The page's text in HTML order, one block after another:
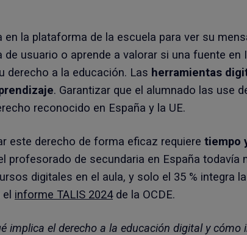
en la plataforma de la escuela para ver su
usuario o aprende a valorar si una fuente en
derecho a la educación. Las herramientas
. Garantizar que el alumnado las use
reconocido en España y la UE.
este derecho de forma eficaz requiere tiempo
profesorado de secundaria en España todavía
digitales en el aula, y solo el 35 % integra
el informe TALIS 2024de la OCDE.
implica el derecho a la educación digital y cómo